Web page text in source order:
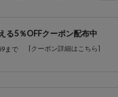
る5％OFFクーポン配布中
まで [クーポン詳細はこちら]